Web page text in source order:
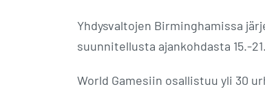
Yhdysvaltojen Birminghamissa
suunnitellusta ajankohdasta 15.-
World Gamesiin osallistuu yli 30